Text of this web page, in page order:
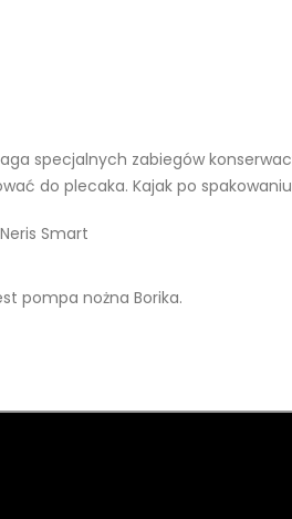
specjalnych zabiegów
do plecaka. Kajak po
pompa nożna Borika.